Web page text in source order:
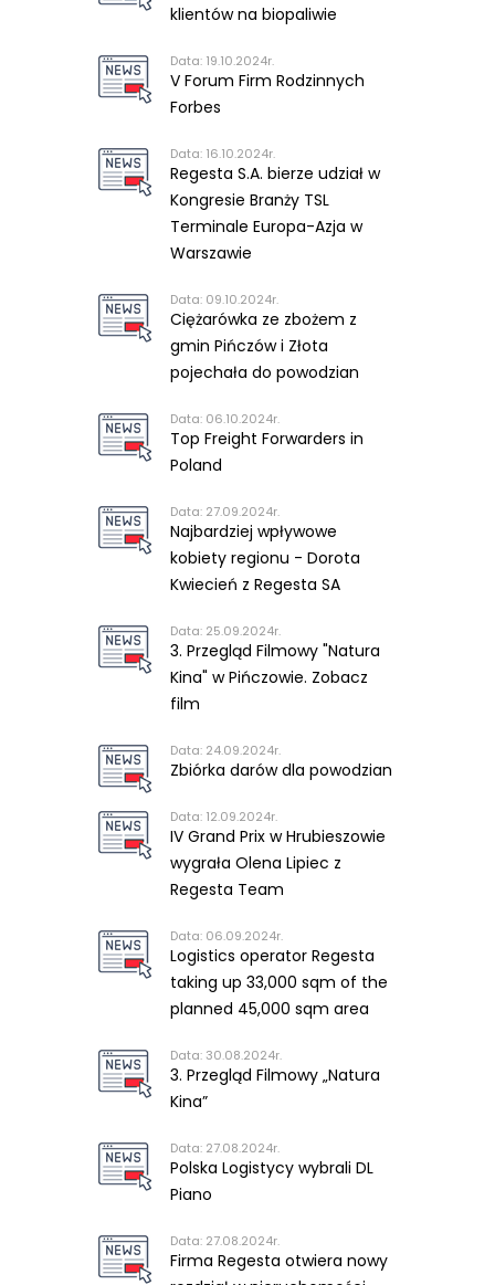
klientów na biopaliwie
Data: 19.10.2024r.
V Forum Firm Rodzinnych
Forbes
Data: 16.10.2024r.
Regesta S.A. bierze udział w
Kongresie Branży TSL
Terminale Europa-Azja w
Warszawie
Data: 09.10.2024r.
Ciężarówka ze zbożem z
gmin Pińczów i Złota
pojechała do powodzian
Data: 06.10.2024r.
Top Freight Forwarders in
Poland
Data: 27.09.2024r.
Najbardziej wpływowe
kobiety regionu - Dorota
Kwiecień z Regesta SA
Data: 25.09.2024r.
3. Przegląd Filmowy "Natura
Kina" w Pińczowie. Zobacz
film
Data: 24.09.2024r.
Zbiórka darów dla powodzian
Data: 12.09.2024r.
IV Grand Prix w Hrubieszowie
wygrała Olena Lipiec z
Regesta Team
Data: 06.09.2024r.
Logistics operator Regesta
taking up 33,000 sqm of the
planned 45,000 sqm area
Data: 30.08.2024r.
3. Przegląd Filmowy „Natura
Kina”
Data: 27.08.2024r.
Polska Logistycy wybrali DL
Piano
Data: 27.08.2024r.
Firma Regesta otwiera nowy